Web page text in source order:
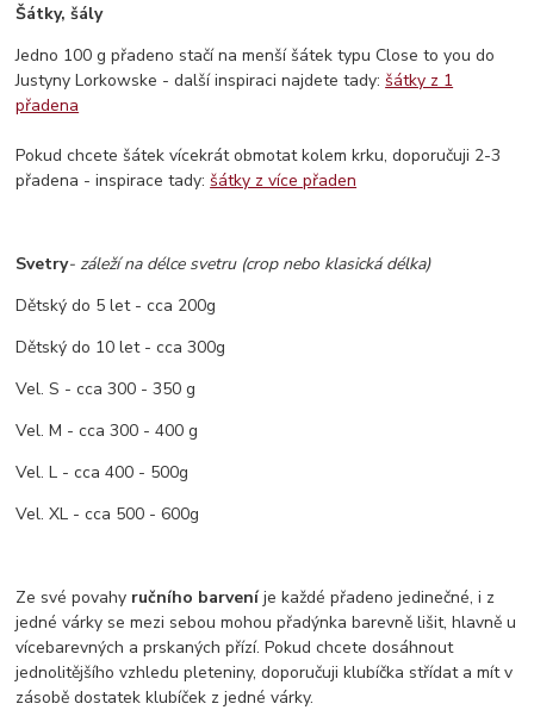
Šátky, šály
Jedno 100 g přadeno stačí na menší šátek typu Close to you do
Justyny Lorkowske - další inspiraci najdete tady:šátky z 1
přadena
Pokud chcete šátek vícekrát obmotat kolem krku, doporučuji 2-3
přadena - inspirace tady:šátky z více přaden
Svetry- záleží na délce svetru (crop nebo klasická délka)
Dětský do 5 let - cca 200g
Dětský do 10 let - cca 300g
Vel. S - cca 300 - 350 g
Vel. M - cca 300 - 400 g
Vel. L - cca 400 - 500g
Vel. XL - cca 500 - 600g
Ze své povahy ručního barveníje každé přadeno jedinečné, i z
jedné várky se mezi sebou mohou přadýnka barevně lišit, hlavně u
vícebarevných a prskaných přízí. Pokud chcete dosáhnout
jednolitějšího vzhledu pleteniny, doporučuji klubíčka střídat a mít v
zásobě dostatek klubíček z jedné várky.